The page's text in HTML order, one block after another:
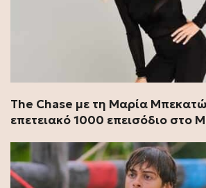
The Chase με τη Μαρία
επετειακό 1000 επεισόδιο στο